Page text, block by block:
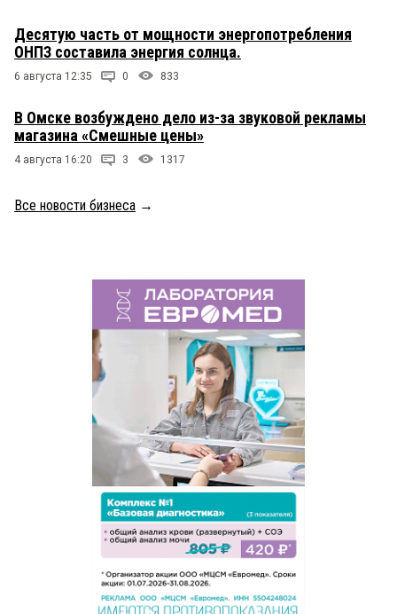
Десятую часть от мощности энергопотребления
ОНПЗ составила энергия солнца.
6 августа 12:35 0 833
В Омске возбуждено дело из-за звуковой рекламы
магазина «Смешные цены»
4 августа 16:20 3 1317
Все новости бизнеса →